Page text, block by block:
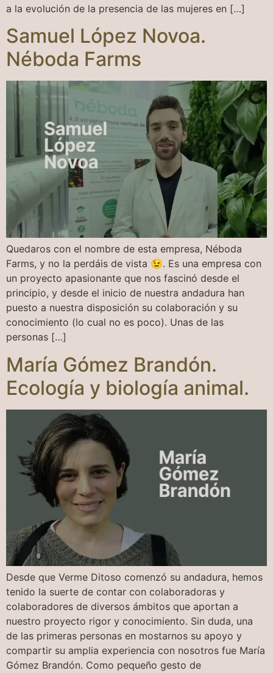
a la evolución de la presencia de las mujeres en […]
Samuel López Novoa.
Néboda Farms
Quedaros con el nombre de esta empresa, Néboda
Farms, y no la perdáis de vista 😉. Es una empresa con
un proyecto apasionante que nos fascinó desde el
principio, y desde el inicio de nuestra andadura han
puesto a nuestra disposición su colaboración y su
conocimiento (lo cual no es poco). Unas de las
personas […]
María Gómez Brandón.
Ecología y biología animal.
Desde que Verme Ditoso comenzó su andadura, hemos
tenido la suerte de contar con colaboradoras y
colaboradores de diversos ámbitos que aportan a
nuestro proyecto rigor y conocimiento. Sin duda, una
de las primeras personas en mostarnos su apoyo y
compartir su amplia experiencia con nosotros fue María
Gómez Brandón. Como pequeño gesto de